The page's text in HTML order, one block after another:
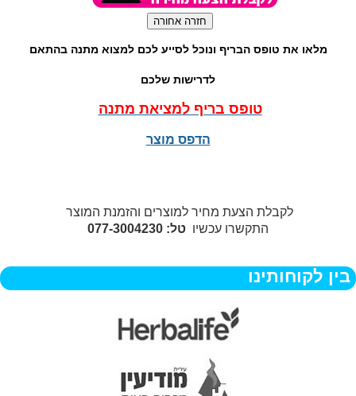
מלאו את טופס הבריף ונוכל לסייע לכם למצוא מתנה בהתאם
לדרישות שלכם
טופס בריף למציאת מתנה
הדפס מוצר
לקבלת הצעת מחיר למוצרים והזמנת המוצר
התקשרו עכשיו טל: 077-3004230
בין לקוחותינו